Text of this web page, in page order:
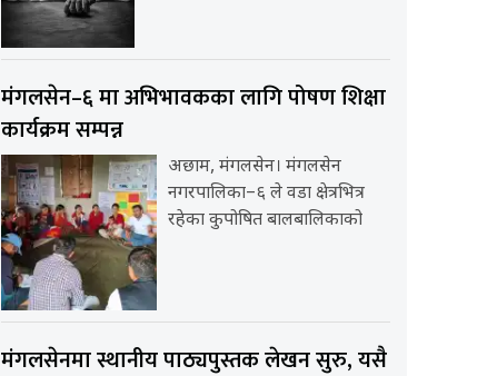
मंगलसेन–६ मा अभिभावकका लागि पोषण शिक्षा
कार्यक्रम सम्पन्न
अछाम, मंगलसेन। मंगलसेन
नगरपालिका–६ ले वडा क्षेत्रभित्र
रहेका कुपोषित बालबालिकाको
मंगलसेनमा स्थानीय पाठ्यपुस्तक लेखन सुरु, यसै